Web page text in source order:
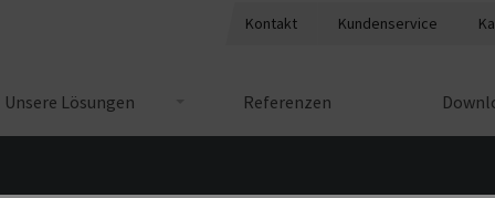
Kontakt Kundenservice
Unsere Lösungen Referenzen